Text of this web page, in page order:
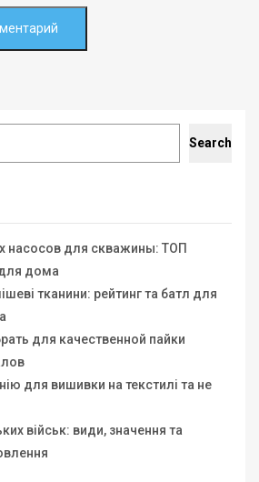
Search
насосов для скважины: ТОП
дома
тканини: рейтинг та батл для
для качественной пайки
для вишивки на текстилі та не
військ: види, значення та